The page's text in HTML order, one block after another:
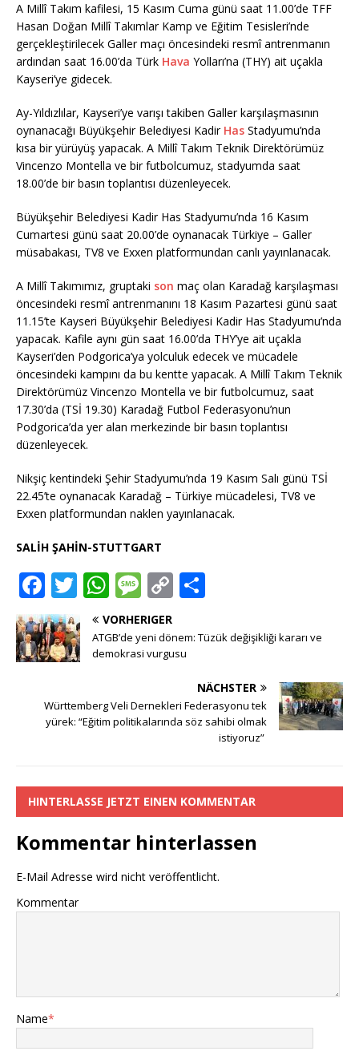
A Millî Takım kafilesi, 15 Kasım Cuma günü saat 11.00’de TFF
Hasan Doğan Millî Takımlar Kamp ve Eğitim Tesisleri’nde
gerçekleştirilecek Galler maçı öncesindeki resmî antrenmanın
ardından saat 16.00’da Türk Hava Yolları’na (THY) ait uçakla
Kayseri’ye gidecek.
Ay-Yıldızlılar, Kayseri’ye varışı takiben Galler karşılaşmasının
oynanacağı Büyükşehir Belediyesi Kadir Has Stadyumu’nda
kısa bir yürüyüş yapacak. A Millî Takım Teknik Direktörümüz
Vincenzo Montella ve bir futbolcumuz, stadyumda saat
18.00’de bir basın toplantısı düzenleyecek.
Büyükşehir Belediyesi Kadir Has Stadyumu’nda 16 Kasım
Cumartesi günü saat 20.00’de oynanacak Türkiye – Galler
müsabakası, TV8 ve Exxen platformundan canlı yayınlanacak.
A Millî Takımımız, gruptaki son maç olan Karadağ karşılaşması
öncesindeki resmî antrenmanını 18 Kasım Pazartesi günü saat
11.15’te Kayseri Büyükşehir Belediyesi Kadir Has Stadyumu’nda
yapacak. Kafile aynı gün saat 16.00’da THY’ye ait uçakla
Kayseri’den Podgorica’ya yolculuk edecek ve mücadele
öncesindeki kampını da bu kentte yapacak. A Millî Takım Teknik
Direktörümüz Vincenzo Montella ve bir futbolcumuz, saat
17.30’da (TSİ 19.30) Karadağ Futbol Federasyonu’nun
Podgorica’da yer alan merkezinde bir basın toplantısı
düzenleyecek.
Nikşiç kentindeki Şehir Stadyumu’nda 19 Kasım Salı günü TSİ
22.45’te oynanacak Karadağ – Türkiye mücadelesi, TV8 ve
Exxen platformundan naklen yayınlanacak.
SALİH ŞAHİN-STUTTGART
F
a
c
e
o
o
T
w
it
te
W
h
at
s
p
p
M
e
ss
a
e
C
p
y
n
le
VORHERIGER
ATGB’de yeni dönem: Tüzük değişikliği kararı ve
demokrasi vurgusu
NÄCHSTER
Württemberg Veli Dernekleri Federasyonu tek
yürek: “Eğitim politikalarında söz sahibi olmak
istiyoruz”
HINTERLASSE JETZT EINEN KOMMENTAR
Kommentar hinterlassen
E-Mail Adresse wird nicht veröffentlicht.
Kommentar
Name*